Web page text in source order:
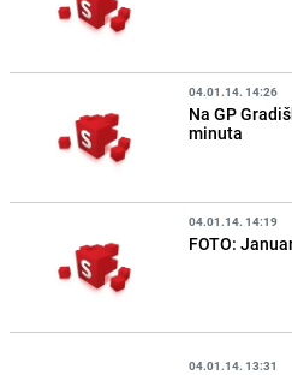
04.01.14. 14:26
Na GP
minuta
04.01.14. 14:19
FOTO:
04.01.14. 13:31